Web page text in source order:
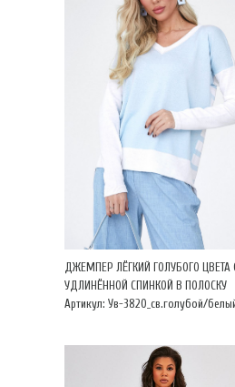
ДЖЕМПЕР ЛЁГКИЙ ГОЛУБОГО ЦВЕТА
УДЛИНЁННОЙ СПИНКОЙ В ПОЛОСКУ
Артикул: Ув-3820_св.голубой/